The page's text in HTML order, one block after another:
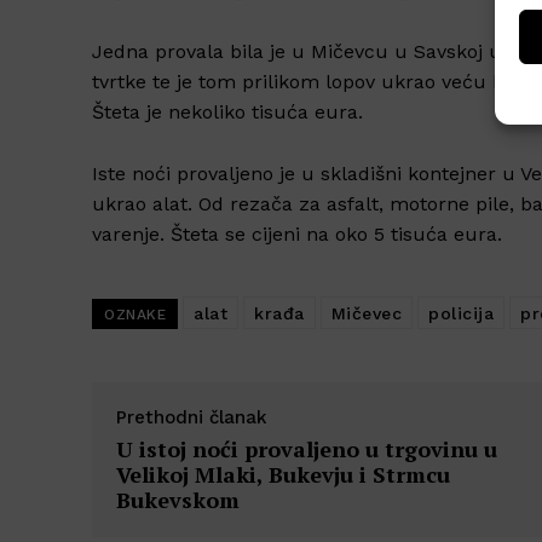
Jedna provala bila je u Mičevcu u Savskoj
tvrtke te je tom prilikom lopov ukrao veću
Šteta je nekoliko tisuća eura.
Iste noći provaljeno je u skladišni kontejner u
ukrao alat. Od rezača za asfalt, motorne pile,
varenje. Šteta se cijeni na oko 5 tisuća eura.
OZNAKE alat krađa Mičevec policija
Prethodni članak
U istoj noći provaljeno u trgovinu u
Velikoj Mlaki, Bukevju i Strmcu
Bukevskom